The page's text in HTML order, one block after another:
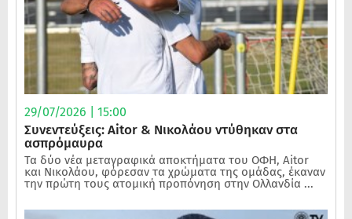
29/07/2026 | 15:00
Συνεντεύξεις: Aitor & Νικολάου ντύθηκαν στα
ασπρόμαυρα
Τα δύο νέα μεταγραφικά αποκτήματα του ΟΦΗ, Aitor
και Νικολάου, φόρεσαν τα χρώματα της ομάδας, έκαναν
την πρώτη τους ατομική προπόνηση στην Ολλανδία ...